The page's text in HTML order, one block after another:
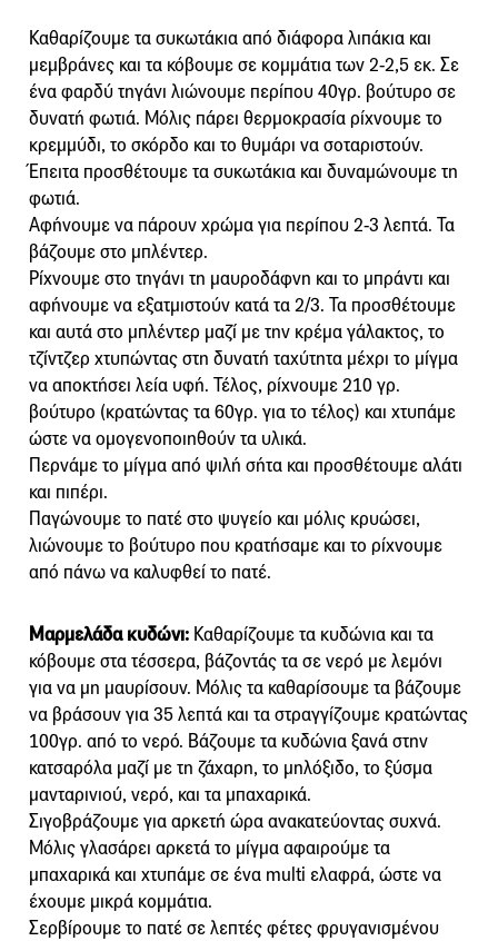
Καθαρίζουμε τα συκωτάκια από διάφορα λιπάκια και
μεμβράνες και τα κόβουμε σε κομμάτια των 2-2,5 εκ. Σε
ένα φαρδύ τηγάνι λιώνουμε περίπου 40γρ. βούτυρο σε
δυνατή φωτιά. Μόλις πάρει θερμοκρασία ρίχνουμε το
κρεμμύδι, το σκόρδο και το θυμάρι να σοταριστούν.
Έπειτα προσθέτουμε τα συκωτάκια και δυναμώνουμε τη
φωτιά.
Αφήνουμε να πάρουν χρώμα για περίπου 2-3 λεπτά. Τα
βάζουμε στο μπλέντερ.
Ρίχνουμε στο τηγάνι τη μαυροδάφνη και το μπράντι και
αφήνουμε να εξατμιστούν κατά τα 2/3. Τα προσθέτουμε
και αυτά στο μπλέντερ μαζί με την κρέμα γάλακτος, το
τζίντζερ χτυπώντας στη δυνατή ταχύτητα μέχρι το μίγμα
να αποκτήσει λεία υφή. Τέλος, ρίχνουμε 210 γρ.
βούτυρο (κρατώντας τα 60γρ. για το τέλος) και χτυπάμε
ώστε να ομογενοποιηθούν τα υλικά.
Περνάμε το μίγμα από ψιλή σήτα και προσθέτουμε αλάτι
και πιπέρι.
Παγώνουμε το πατέ στο ψυγείο και μόλις κρυώσει,
λιώνουμε το βούτυρο που κρατήσαμε και το ρίχνουμε
από πάνω να καλυφθεί το πατέ.
Μαρμελάδα κυδώνι: Καθαρίζουμε τα κυδώνια και τα
κόβουμε στα τέσσερα, βάζοντάς τα σε νερό με λεμόνι
για να μη μαυρίσουν. Μόλις τα καθαρίσουμε τα βάζουμε
να βράσουν για 35 λεπτά και τα στραγγίζουμε κρατώντας
100γρ. από το νερό. Βάζουμε τα κυδώνια ξανά στην
κατσαρόλα μαζί με τη ζάχαρη, το μηλόξιδο, το ξύσμα
μανταρινιού, νερό, και τα μπαχαρικά.
Σιγοβράζουμε για αρκετή ώρα ανακατεύοντας συχνά.
Μόλις γλασάρει αρκετά το μίγμα αφαιρούμε τα
μπαχαρικά και χτυπάμε σε ένα multi ελαφρά, ώστε να
έχουμε μικρά κομμάτια.
Σερβίρουμε το πατέ σε λεπτές φέτες φρυγανισμένου